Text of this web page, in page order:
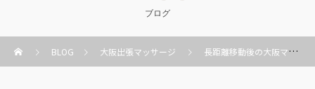
ブログ
BLOG 大阪出張マッサージ 長距離移動後の大阪マッサージ予約チェック